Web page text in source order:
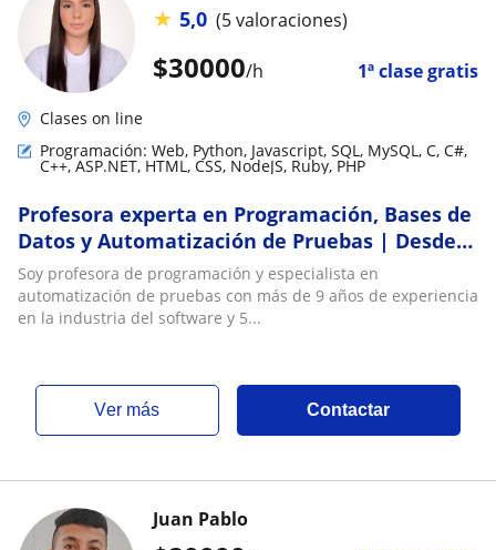
$30000/h 1ª clase gratis
★ 5,0 (5 valoraciones)
Clases on line
Programación: Web, Python, Javascript, SQL, MySQL, C, C#,
C++, ASP.NET, HTML, CSS, NodeJS, Ruby, PHP
Profesora experta en Programación, Bases de
Datos y Automatización de Pruebas | Desde
cero hasta nivel avanzado
Soy profesora de programación y especialista en
automatización de pruebas con más de 9 años de experiencia
en la industria del software y 5...
ver más Contactar
Juan Pablo